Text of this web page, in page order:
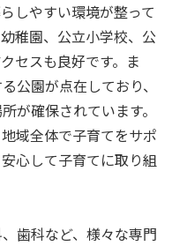
しやすい環境が整って
稚園、公立小学校、公
セスも良好です。ま
公園が点在しており、
が確保されています。
域全体で子育てをサポ
心して子育てに取り組
歯科など、様々な専門